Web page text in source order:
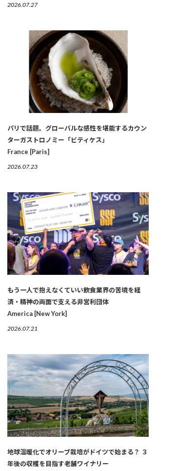
2026.07.27
パリで話題。グローバルな感性を堪能するカウン
ターガストロノミー「ビティケス」
France [Paris]
2026.07.23
もう一人で抱えなくていい――飲食業界の苦境を経
済・精神の両面で支える非営利団体
America [New York]
2026.07.21
地球温暖化でオリーブ栽培がドイツで始まる？ ３
年後の収穫を目指す老舗ワイナリー